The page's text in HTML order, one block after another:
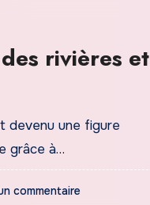
rivières et
devenu une figure
grâce à…
commentaire